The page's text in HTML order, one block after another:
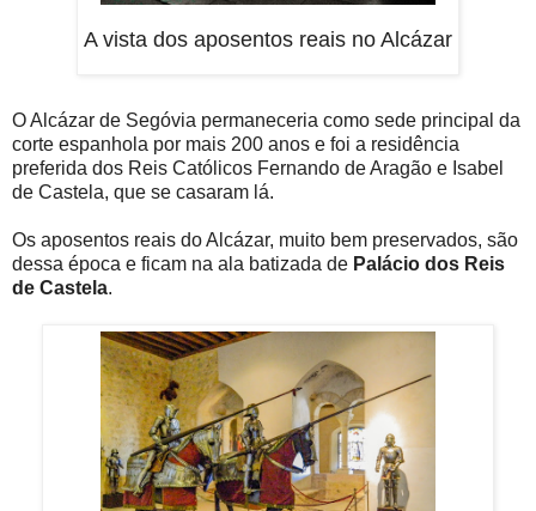
A vista dos aposentos reais no Alcázar
O Alcázar de Segóvia permaneceria como sede principal da
corte espanhola por mais 200 anos e foi a residência
preferida dos Reis Católicos Fernando de Aragão e Isabel
de Castela, que se casaram lá.
Os aposentos reais do Alcázar, muito bem preservados, são
dessa época e ficam na ala batizada de Palácio dos Reis
de Castela.